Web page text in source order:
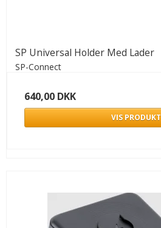
SP Universal Holder Med Lader
SP-Connect
640,00 DKK
VIS PRODUKT